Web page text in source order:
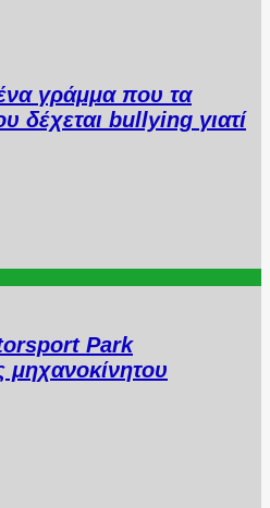
γράμμα που τα
δέχεται bullying γιατί
Park
μηχανοκίνητου